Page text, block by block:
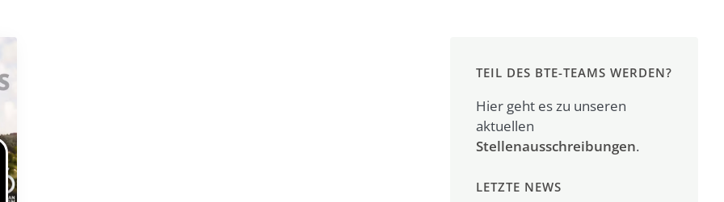
TEIL DES BTE-TEAMS WERDEN?
Hier geht es zu unseren
aktuellen
Stellenausschreibungen.
LETZTE NEWS